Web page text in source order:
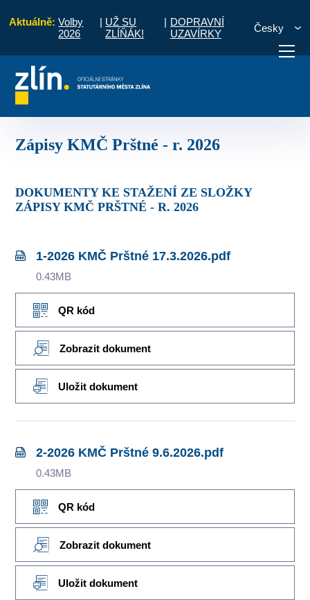
Aktuálně: Volby
2026
| UŽ SU
ZLÍŇÁK!
| DOPRAVNÍ
UZAVÍRKY
Česky
vyřídit Potřebuji zaplatit
Zápisy KMČ Prštné - r. 2026
DOKUMENTY KE STAŽENÍ ZE SLOŽKY
ZÁPISY KMČ PRŠTNÉ - R. 2026
1-2026 KMČ Prštné 17.3.2026.pdf
0.43MB
QR kód
Zobrazit dokument
Uložit dokument
2-2026 KMČ Prštné 9.6.2026.pdf
0.43MB
QR kód
Zobrazit dokument
Uložit dokument